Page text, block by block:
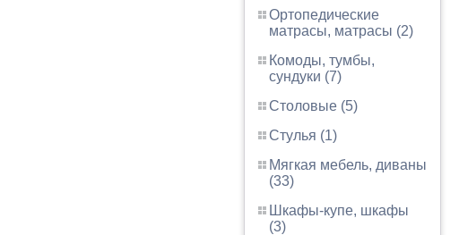
Ортопедические
матрасы, матрасы (2)
Комоды, тумбы,
сундуки (7)
Столовые (5)
Стулья (1)
Мягкая мебель, диваны
(33)
Шкафы-купе, шкафы
(3)